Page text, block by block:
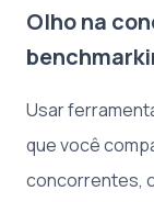
Olho na
Usar
que você
concorrentes,